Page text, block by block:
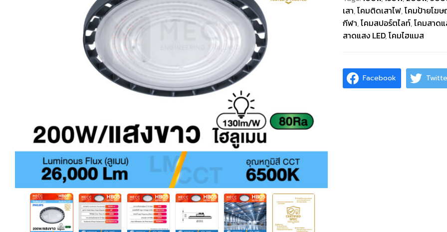
เสา,โคมติดเสาไฟ,โคมป้ายโฆ
กีฬา,โคมสปอร์ตไลท์,โคมสาด
สาดแสง LED,โคมไฮแมส
Facebook